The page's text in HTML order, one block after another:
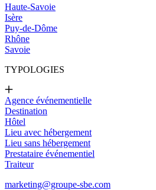
Haute-Savoie
Isère
Puy-de-Dôme
Rhône
Savoie
TYPOLOGIES
Agence événementielle
Destination
Hôtel
Lieu avec hébergement
Lieu sans hébergement
Prestataire événementiel
Traiteur
marketing@groupe-sbe.com